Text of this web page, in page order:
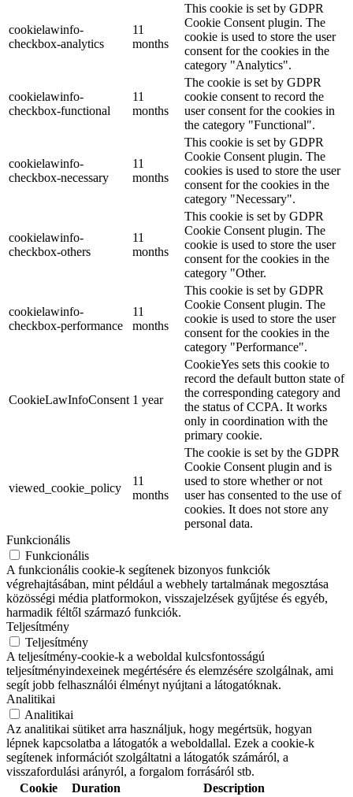
cookielawinfo-
checkbox-analytics
11
months
This cookie is set by GDPR
Cookie Consent plugin. The
cookie is used to store the user
consent for the cookies in the
category "Analytics".
cookielawinfo-
checkbox-functional
11
months
The cookie is set by GDPR
cookie consent to record the
user consent for the cookies in
the category "Functional".
cookielawinfo-
checkbox-necessary
11
months
This cookie is set by GDPR
Cookie Consent plugin. The
cookies is used to store the user
consent for the cookies in the
category "Necessary".
cookielawinfo-
checkbox-others
11
months
This cookie is set by GDPR
Cookie Consent plugin. The
cookie is used to store the user
consent for the cookies in the
category "Other.
cookielawinfo-
checkbox-performance
11
months
This cookie is set by GDPR
Cookie Consent plugin. The
cookie is used to store the user
consent for the cookies in the
category "Performance".
CookieLawInfoConsent 1 year
CookieYes sets this cookie to
record the default button state of
the corresponding category and
the status of CCPA. It works
only in coordination with the
primary cookie.
viewed_cookie_policy
11
months
The cookie is set by the GDPR
Cookie Consent plugin and is
used to store whether or not
user has consented to the use of
cookies. It does not store any
personal data.
Funkcionális
Funkcionális
A funkcionális cookie-k segítenek bizonyos funkciók
végrehajtásában, mint például a webhely tartalmának megosztása
közösségi média platformokon, visszajelzések gyűjtése és egyéb,
harmadik féltől származó funkciók.
Teljesítmény
Teljesítmény
A teljesítmény-cookie-k a weboldal kulcsfontosságú
teljesítményindexeinek megértésére és elemzésére szolgálnak, ami
segít jobb felhasználói élményt nyújtani a látogatóknak.
Analitikai
Analitikai
Az analitikai sütiket arra használjuk, hogy megértsük, hogyan
lépnek kapcsolatba a látogatók a weboldallal. Ezek a cookie-k
segítenek információt szolgáltatni a látogatók számáról, a
visszafordulási arányról, a forgalom forrásáról stb.
Cookie
Duration Description